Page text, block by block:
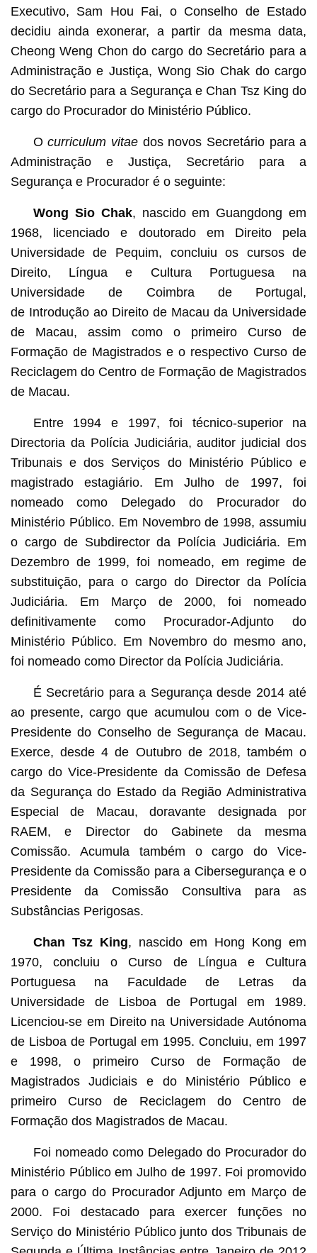
Executivo, Sam Hou Fai, o Conselho de Estado
decidiu ainda exonerar, a partir da mesma data,
Cheong Weng Chon do cargo do Secretário para a
Administração e Justiça, Wong Sio Chak do cargo
do Secretário para a Segurança e Chan Tsz King do
cargo do Procurador do Ministério Público.
Ocurriculum vitae dos novos Secretário para a
Administração e Justiça, Secretário para a
Segurança e Procurador é o seguinte:
Wong Sio Chak, nascido em Guangdong em
1968, licenciado e doutorado em Direito pela
Universidade de Pequim, concluiu os cursos de
Direito, Língua e Cultura Portuguesa na
Universidade de Coimbra de Portugal,
de Introdução ao Direito de Macau da Universidade
de Macau, assim como o primeiro Curso de
Formação de Magistrados e o respectivo Curso de
Reciclagem do Centro de Formação de Magistrados
de Macau.
Entre 1994 e 1997, foi técnico-superior na
Directoria da Polícia Judiciária, auditor judicial dos
Tribunais e dos Serviços do Ministério Público e
magistrado estagiário. Em Julho de 1997, foi
nomeado como Delegado do Procurador do
Ministério Público. Em Novembro de 1998, assumiu
o cargo de Subdirector da Polícia Judiciária. Em
Dezembro de 1999, foi nomeado, em regime de
substituição, para o cargo do Director da Polícia
Judiciária. Em Março de 2000, foi nomeado
definitivamente como Procurador-Adjunto do
Ministério Público. Em Novembro do mesmo ano,
foi nomeado como Director da Polícia Judiciária.
É Secretário para a Segurança desde 2014 até
ao presente, cargo que acumulou com o de Vice-
Presidente do Conselho de Segurança de Macau.
Exerce, desde 4 de Outubro de 2018, também o
cargo do Vice-Presidente da Comissão de Defesa
da Segurança do Estado da Região Administrativa
Especial de Macau, doravante designada por
RAEM, e Director do Gabinete da mesma
Comissão. Acumula também o cargo do Vice-
Presidente da Comissão para a Cibersegurança e o
Presidente da Comissão Consultiva para as
Substâncias Perigosas.
Chan Tsz King, nascido em Hong Kong em
1970, concluiu o Curso de Língua e Cultura
Portuguesa na Faculdade de Letras da
Universidade de Lisboa de Portugal em 1989.
Licenciou-se em Direito na Universidade Autónoma
de Lisboa de Portugal em 1995. Concluiu, em 1997
e 1998, o primeiro Curso de Formação de
Magistrados Judiciais e do Ministério Público e
primeiro Curso de Reciclagem do Centro de
Formação dos Magistrados de Macau.
Foi nomeado como Delegado do Procurador do
Ministério Público em Julho de 1997. Foi promovido
para o cargo do Procurador Adjunto em Março de
2000. Foi destacado para exercer funções no
Serviço do Ministério Público junto dos Tribunais de